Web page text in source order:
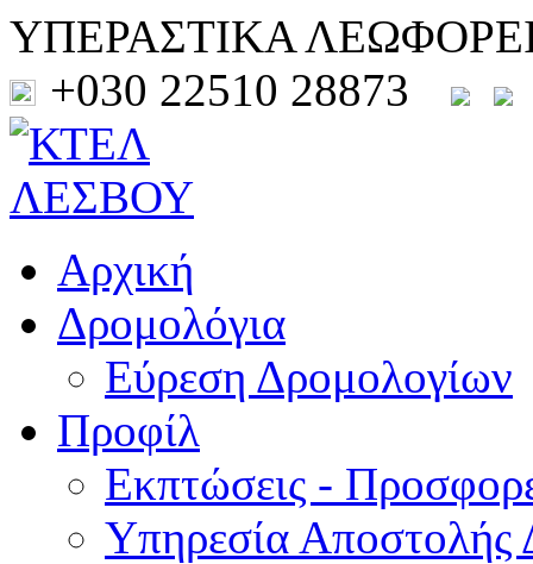
ΥΠΕΡΑΣΤΙΚΑ
+030 22510 28873
Αρχική
Δρομολόγια
Εύρεση Δρομολογίων
Προφίλ
Εκπτώσεις -
Υπηρεσία Αποστολής